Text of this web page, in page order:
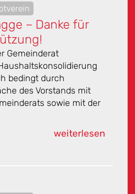
– Danke für
Gemeinderat
bedingt durch
des Vorstands mit
sowie mit der
weiterlesen